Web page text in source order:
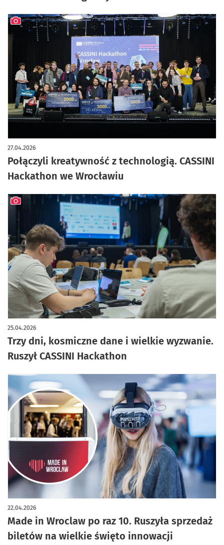
Połączyli kreatywność z technologią. CASSINI
Hackathon we Wrocławiu
27.04.2026
artykuł z galerią zdjęć
Trzy dni, kosmiczne dane i wielkie wyzwanie.
Ruszył CASSINI Hackathon
25.04.2026
artykuł z galerią zdjęć
Made in Wroclaw po raz 10. Ruszyła sprzedaż
biletów na wielkie święto innowacji
22.04.2026